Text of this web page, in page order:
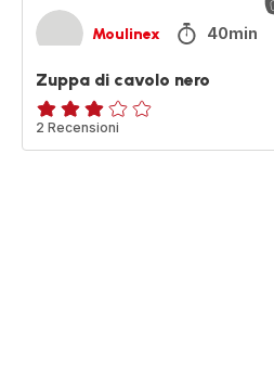
Moulinex 40min
Zuppa di cavolo nero
Recensione
di
2 Recensioni